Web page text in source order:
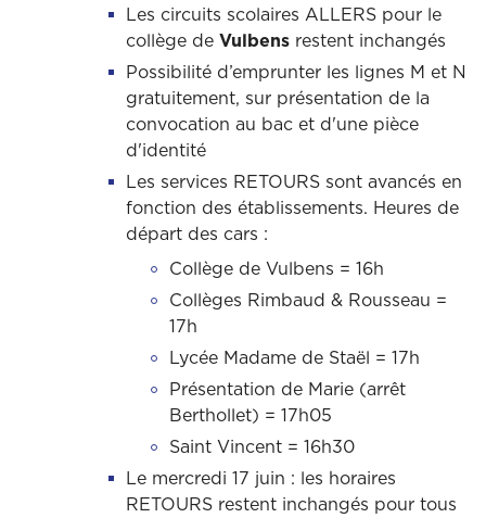
Les circuits scolaires ALLERS pour le
collège de Vulbens restent inchangés
Possibilité d’emprunter les lignes M et N
gratuitement, sur présentation de la
convocation au bac et d'une pièce
d'identité
Les services RETOURS sont avancés en
fonction des établissements. Heures de
départ des cars :
Collège de Vulbens = 16h
Collèges Rimbaud & Rousseau =
17h
Lycée Madame de Staël = 17h
Présentation de Marie (arrêt
Berthollet) = 17h05
Saint Vincent = 16h30
Le mercredi 17 juin : les horaires
RETOURS restent inchangés pour tous